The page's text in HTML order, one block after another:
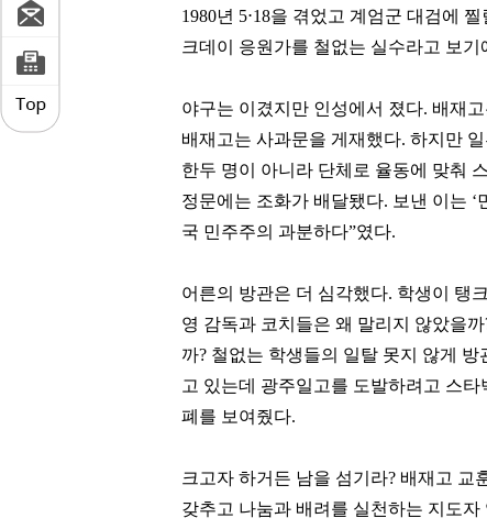
1980년 5⋅18을 겪었고 계엄군 대검에
크데이 응원가를 철없는 실수라고 보기
야구는 이겼지만 인성에서 졌다. 배재
배재고는 사과문을 게재했다. 하지만
한두 명이 아니라 단체로 율동에 맞춰
정문에는 조화가 배달됐다. 보낸 이는
국 민주주의 과분하다”였다.
어른의 방관은 더 심각했다. 학생이 탱
영 감독과 코치들은 왜 말리지 않았을
까? 철없는 학생들의 일탈 못지 않게
고 있는데 광주일고를 도발하려고 스
폐를 보여줬다.
크고자 하거든 남을 섬기라? 배재고 교
갖추고 나눔과 배려를 실천하는 지도